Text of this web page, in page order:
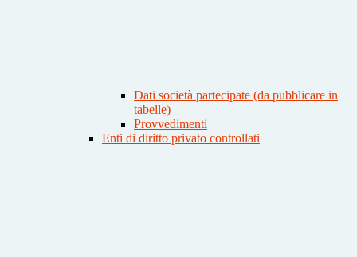
Dati società partecipate (da pubblicare in
tabelle)
Provvedimenti
Enti di diritto privato controllati